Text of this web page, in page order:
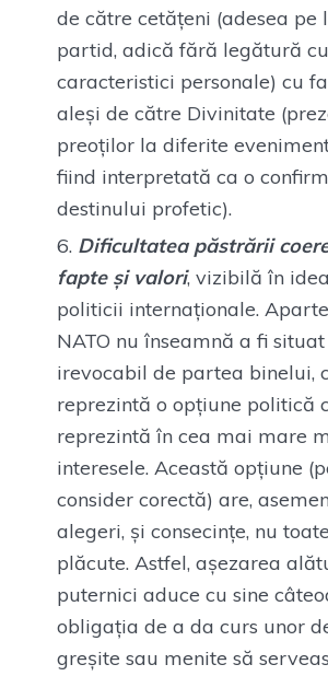
de către cetățeni (adesea pe
partid, adică fără legătură
caracteristici personale) cu
aleși de către Divinitate
preoților la diferite
fiind interpretată ca o
destinului profetic).
Dificultatea păstrării
fapte și valori, vizibilă în
politicii internaționale.
NATO nu înseamnă a fi
irevocabil de partea binelui,
reprezintă o opțiune politică
reprezintă în cea mai mare
interesele. Această opțiune
consider corectă) are,
alegeri, și consecințe, nu
plăcute. Astfel, așezarea
puternici aduce cu sine
obligația de a da curs unor
greșite sau menite să